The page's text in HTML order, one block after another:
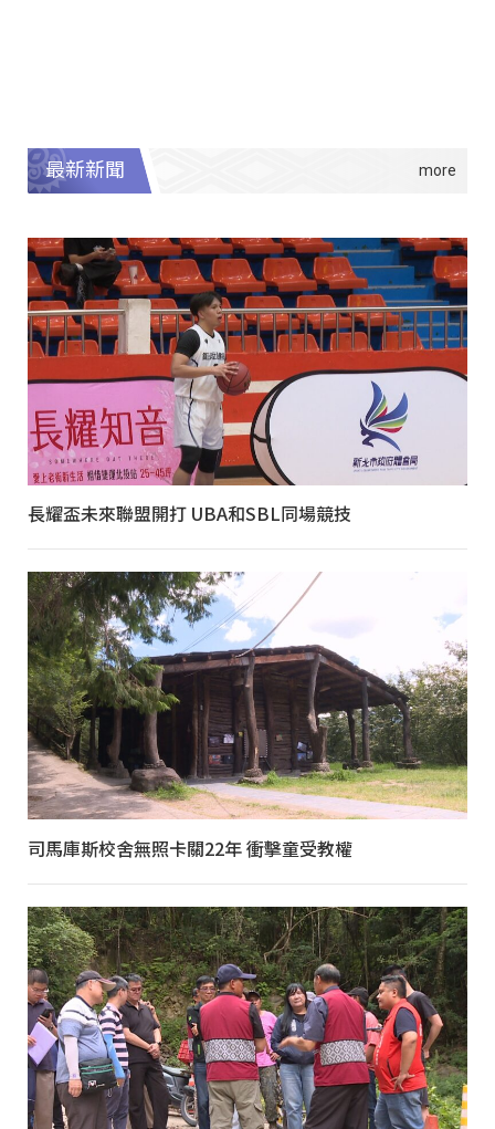
最新新聞
長耀盃未來聯盟開打 UBA和SBL同場競技
司馬庫斯校舍無照卡關22年 衝擊童受教權